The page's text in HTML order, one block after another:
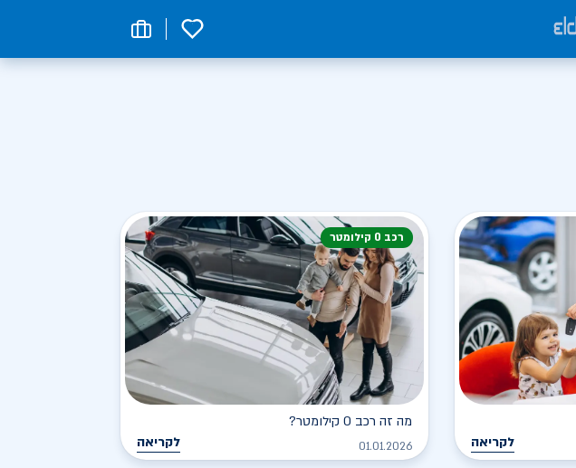
0
לקריאה
רכב 0 קילומטר
מה זה רכב 0 קילומטר?
01.01.2026 לקריאה